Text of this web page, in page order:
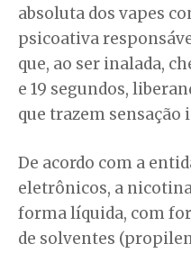
absoluta dos vapes
psicoativa
que, ao ser inalada,
e 19 segundos,
que trazem sensação
De acordo com a
eletrônicos, a
forma líquida, com
de solventes